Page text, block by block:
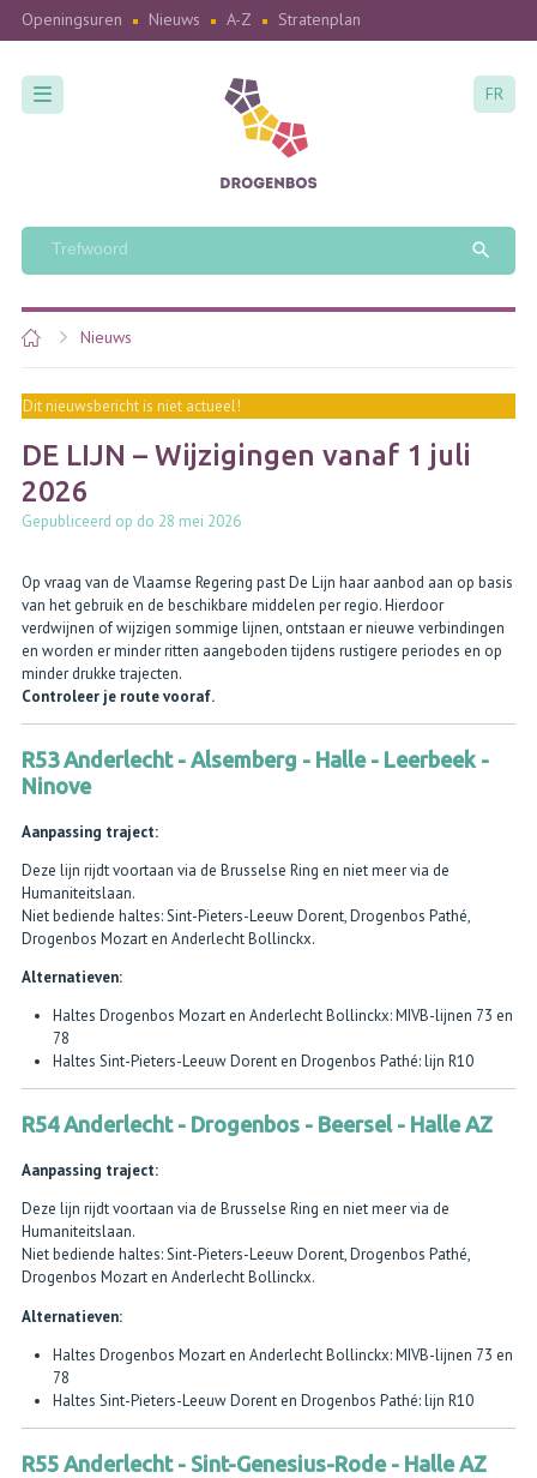
Openingsuren Nieuws A-Z Stratenplan
FR
Nieuws
Dit nieuwsbericht is niet actueel!
DE LIJN – Wijzigingen vanaf 1 juli
2026
Gepubliceerd op do 28 mei 2026
Op vraag van de Vlaamse Regering past De Lijn haar aanbod aan op basis
van het gebruik en de beschikbare middelen per regio. Hierdoor
verdwijnen of wijzigen sommige lijnen, ontstaan er nieuwe verbindingen
en worden er minder ritten aangeboden tijdens rustigere periodes en op
minder drukke trajecten.
Controleer je route vooraf.
R53 Anderlecht - Alsemberg - Halle - Leerbeek -
Ninove
Aanpassing traject:
Deze lijn rijdt voortaan via de Brusselse Ring en niet meer via de
Humaniteitslaan.
Niet bediende haltes: Sint-Pieters-Leeuw Dorent, Drogenbos Pathé,
Drogenbos Mozart en Anderlecht Bollinckx.
Alternatieven:
Haltes Drogenbos Mozart en Anderlecht Bollinckx: MIVB-lijnen 73 en
78
Haltes Sint-Pieters-Leeuw Dorent en Drogenbos Pathé: lijn R10
R54 Anderlecht - Drogenbos - Beersel - Halle AZ
Aanpassing traject:
Deze lijn rijdt voortaan via de Brusselse Ring en niet meer via de
Humaniteitslaan.
Niet bediende haltes: Sint-Pieters-Leeuw Dorent, Drogenbos Pathé,
Drogenbos Mozart en Anderlecht Bollinckx.
Alternatieven:
Haltes Drogenbos Mozart en Anderlecht Bollinckx: MIVB-lijnen 73 en
78
Haltes Sint-Pieters-Leeuw Dorent en Drogenbos Pathé: lijn R10
R55 Anderlecht - Sint-Genesius-Rode - Halle AZ